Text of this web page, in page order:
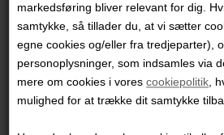
markedsføring bliver relevant for dig.
samtykke, så tillader du, at vi sætter
egne cookies og/eller fra tredjeparter),
personoplysninger, som indsamles via
mere om cookies i vorescookiepolitik,
mulighed for at trække dit samtykke
at få det bedste ud af situationen.
tænkt på, at de romerske tilflyttere
begejstret for “de vilde
Om Cæsars laurbær